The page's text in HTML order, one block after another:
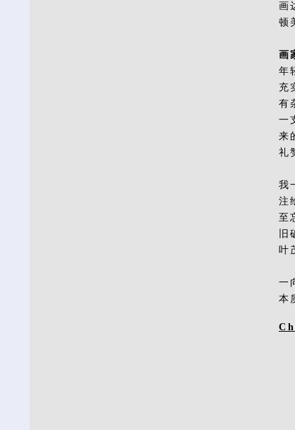
画
顿
画
年
充
有
一
来
礼
我
注
至
叶
一
本